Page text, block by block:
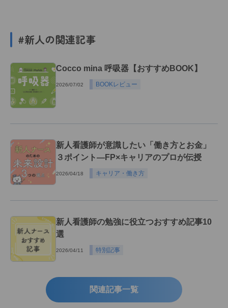
#新人の関連記事
Cocco mina 呼吸器【おすすめBOOK】
2026/07/02 BOOKレビュー
新人看護師が意識したい「働き方とお金」
３ポイント―FP×キャリアのプロが伝授
2026/04/18 キャリア・働き方
新人看護師の勉強に役立つおすすめ記事10
選
2026/04/11 特別記事
関連記事一覧